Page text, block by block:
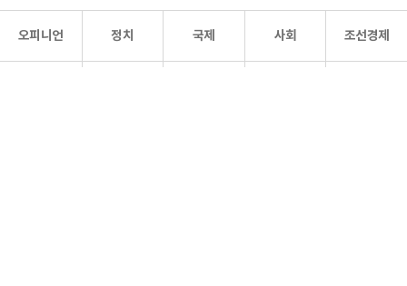
오피니언 정치 국제 사회 조선경제